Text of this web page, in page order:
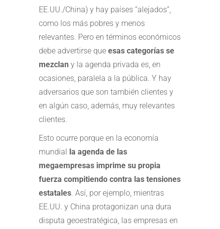
EE.UU./China) y hay países “alejados”,
como los más pobres y menos
relevantes. Pero en términos económicos
debe advertirse que esas categorías se
mezclan y la agenda privada es, en
ocasiones, paralela a la pública. Y hay
adversarios que son también clientes y
en algún caso, además, muy relevantes
clientes.
Esto ocurre porque en la economía
mundial la agenda de las
megaempresas imprime su propia
fuerza compitiendo contra las tensiones
estatales. Así, por ejemplo, mientras
EE.UU. y China protagonizan una dura
disputa geoestratégica, las empresas en